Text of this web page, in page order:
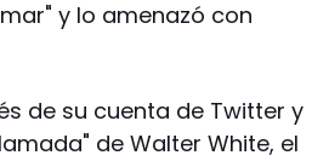
y lo amenazó con
de su cuenta de Twitter y
de Walter White, el